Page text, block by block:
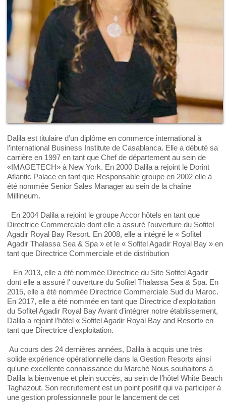
Dalila est titulaire d’un diplôme en commerce international à
l’international Business Institute de Casablanca. Elle a débuté sa
carrière en 1997 en tant que Chef de département au sein de
«IMAGETECH» à New York. En 2000 Dalila a rejoint le Dorint
Atlantic Palace en tant que Responsable groupe en 2002 elle à
été nommée Senior Sales Manager au sein de la chaîne
Millineum.
En 2004 Dalila a rejoint le groupe Accor hôtels en tant que
Directrice Commerciale dont elle a assuré l'ouverture du Sofitel
Agadir Royal Bay Resort. En 2008, elle a intégré le « Sofitel
Agadir Thalassa Sea & Spa » et le « Sofitel Agadir Royal Bay » en
tant que Directrice Commerciale et de distribution
En 2013, elle a été nommée Directrice du Site Sofitel Agadir
dont elle a assuré l' ouverture du Sofitel Thalassa Sea & Spa. En
2015, elle a été nommée Directrice Commerciale Sud du Maroc.
En 2017, elle a été nommée en tant que Directrice d'exploitation
du Sofitel Agadir Royal Bay Avant d’intégrer notre établissement,
Dalila a rejoint l’hôtel « Sofitel Agadir Royal Bay and Resort» en
tant que Directrice d’exploitation.
Au cours des 24 dernières années, Dalila à acquis une très
solide expérience opérationnelle dans la Gestion Resorts ainsi
qu'une excellente connaissance du Marché Nous souhaitons à
Dalila la bienvenue et plein succès, au sein de l’hôtel White Beach
Taghazout. Son recrutement est un point positif qui va participer à
une gestion professionnelle pour le lancement de cet